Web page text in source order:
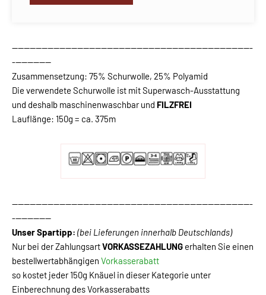
---------------------------------------------------------------------------------
-------------
Zusammensetzung: 75% Schurwolle, 25% Polyamid
Die verwendete Schurwolle ist mit Superwasch-Ausstattung
und deshalb maschinenwaschbar und FILZFREI
Lauflänge: 150g = ca. 375m
---------------------------------------------------------------------------------
-------------
Unser Spartipp: (bei Lieferungen innerhalb Deutschlands)
Nur bei der ZahlungsartVORKASSEZAHLUNG erhalten Sie einen
bestellwertabhängigen Vorkasserabatt
so kostet jeder 150g Knäuel in dieser Kategorie unter
Einberechnung des Vorkasserabatts